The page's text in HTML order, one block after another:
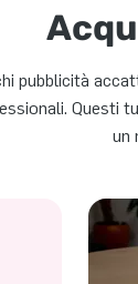
pubblicità
Questi
un